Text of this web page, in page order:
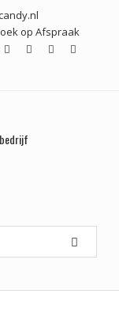
op Afspraak